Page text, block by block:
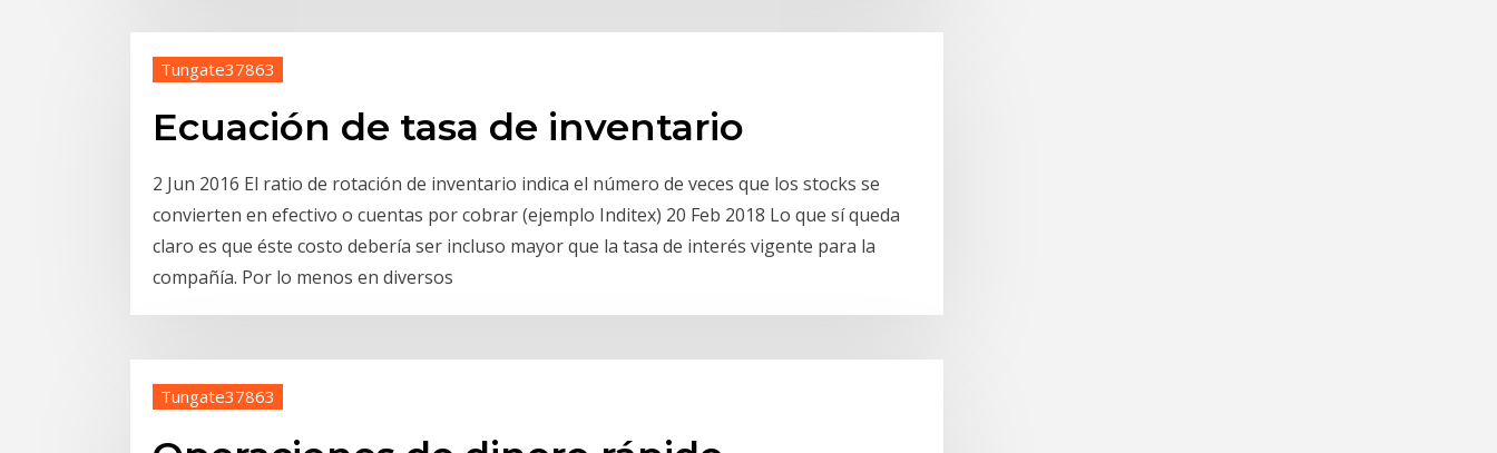
Tungate37863
Ecuación de tasa de inventario
2 Jun 2016 El ratio de rotación de inventario indica el número de veces que los stocks se
convierten en efectivo o cuentas por cobrar (ejemplo Inditex) 20 Feb 2018 Lo que sí queda
claro es que éste costo debería ser incluso mayor que la tasa de interés vigente para la
compañía. Por lo menos en diversos
Tungate37863